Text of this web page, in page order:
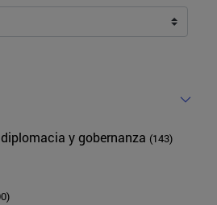
y gobernanza (143)